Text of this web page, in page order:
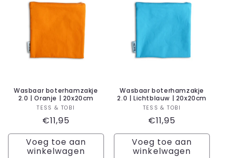
Wasbaar boterhamzakje
2.0 | Oranje | 20x20cm
Verkoper:
TESS & TOBI
Normale
prijs
€11,95
Voeg toe aan
winkelwagen
Wasbaar boterhamzakje
2.0 | Lichtblauw | 20x20cm
Verkoper:
TESS & TOBI
Normale
prijs
€11,95
Voeg toe aan
winkelwagen